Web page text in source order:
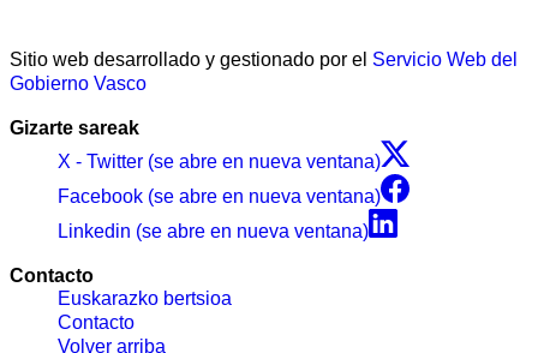
Sitio web desarrollado y gestionado por el Servicio Web del
Gobierno Vasco
Gizarte sareak
X - Twitter (se abre en nueva ventana)
Facebook (se abre en nueva ventana)
Linkedin (se abre en nueva ventana)
Contacto
Euskarazko bertsioa
Contacto
Volver arriba